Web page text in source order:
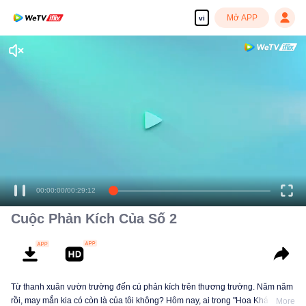
vi Mở APP
00:00:00/00:29:12
Cuộc Phản Kích Của Số 2
Từ thanh xuân vườn trường đến cú phản kích trên thương trường. Năm năm
rồi, may mắn kia có còn là của tôi không? Hôm nay, ai trong "Hoa Khánh"More